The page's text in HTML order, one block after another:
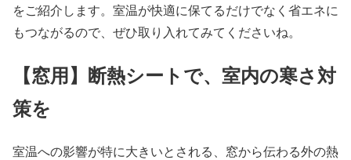
をご紹介します。室温が快適に保てるだけでなく省エネに
もつながるので、ぜひ取り入れてみてくださいね。
【窓用】断熱シートで、室内の寒さ対
策を
室温への影響が特に大きいとされる、窓から伝わる外の熱